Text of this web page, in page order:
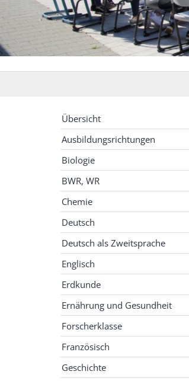
Übersicht
Ausbildungsrichtungen
Biologie
BWR, WR
Chemie
Deutsch
Deutsch als Zweitsprache
Englisch
Erdkunde
Ernährung und Gesundheit
Forscherklasse
Französisch
Geschichte